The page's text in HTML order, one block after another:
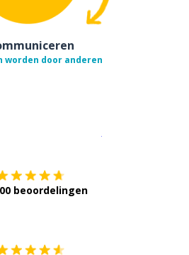
worden door anderen
beoordelingen